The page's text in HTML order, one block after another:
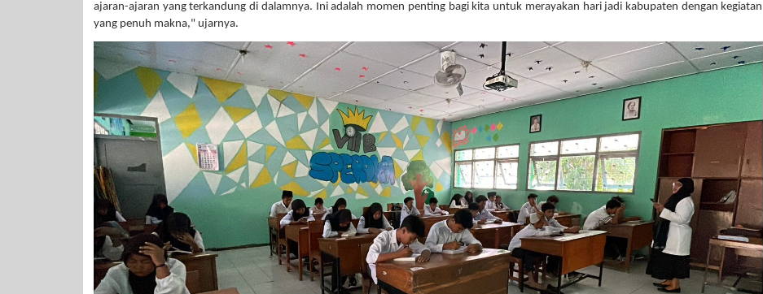
ajaran-ajaran yang terkandung di dalamnya. Ini adalah momen penting bagi kita untuk merayakan hari jadi kabupaten dengan kegiatan
yang penuh makna," ujarnya.